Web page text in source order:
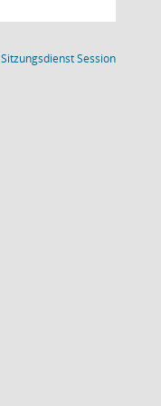
SitzungsdienstSession(Wird in